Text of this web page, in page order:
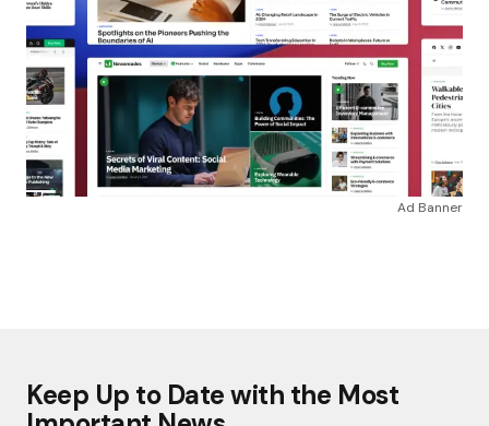
Ad Banner
Keep Up to Date with the Most